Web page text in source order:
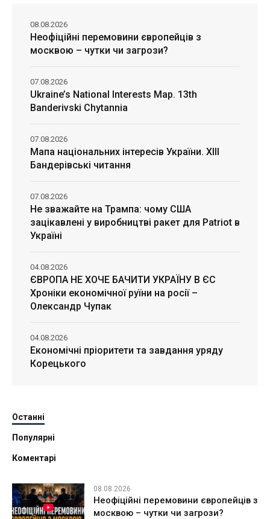
Неофіційні перемовини європейців з
москвою – чутки чи загрози?
08.08.2026
Ukraine’s National Interests Map. 13th
Banderivski Chytannia
07.08.2026
Мапа національних інтересів України. ХІІІ
Бандерівські читання
07.08.2026
Не зважайте на Трампа: чому США
зацікавлені у виробництві ракет для Patriot в
Україні
07.08.2026
ЄВРОПА НЕ ХОЧЕ БАЧИТИ УКРАЇНУ В ЄС
Хроніки економічної руїни на росії –
Олександр Чупак
04.08.2026
Економічні пріоритети та завдання уряду
Корецького
04.08.2026
Останні
Популярні
Коментарі
08.08.2026
Неофіційні перемовини європейців з
москвою – чутки чи загрози?